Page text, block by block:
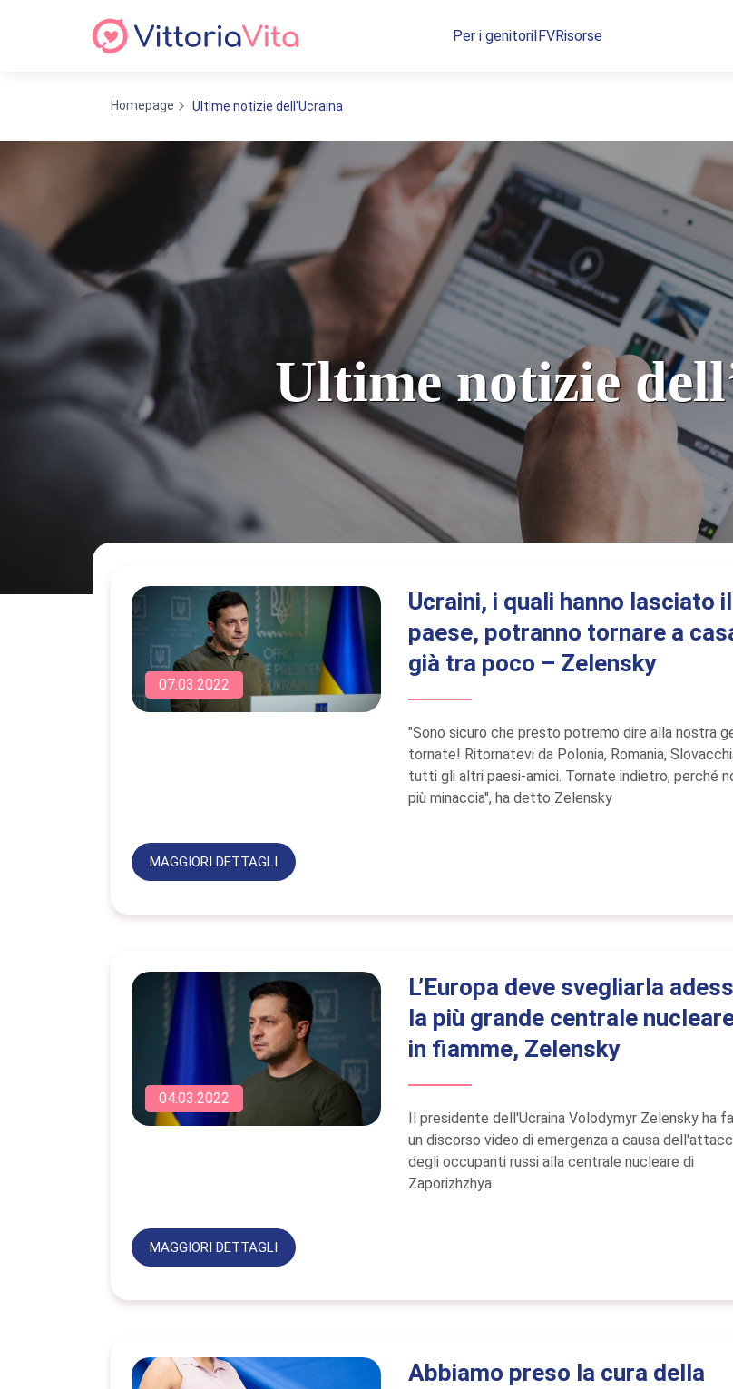
Per i genitoriIFVRisorse
Homepage Ultime notizie dell'Ucraina
Ultime notizie
07.03.2022
Ucraini, i quali hanno lasciato il
paese, potranno tornare a
già tra poco – Zelensky
"Sono sicuro che presto potremo dire alla nostra
tornate! Ritornatevi da Polonia, Romania,
tutti gli altri paesi-amici. Tornate indietro, perché
più minaccia", ha detto Zelensky
MAGGIORI DETTAGLI
04.03.2022
L’Europa deve svegliarla
la più grande centrale
in fiamme, Zelensky
Il presidente dell'Ucraina Volodymyr Zelensky ha
un discorso video di emergenza a causa
degli occupanti russi alla centrale nucleare di
Zaporizhzhya.
MAGGIORI DETTAGLI
Abbiamo preso la cura della